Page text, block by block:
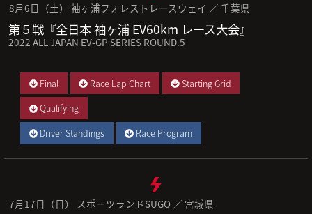
8月6日（土） 袖ヶ浦フォレストレースウェイ ／ 千葉県
第５戦『全日本 袖ヶ浦 EV60km レース大会』
2022 ALL JAPAN EV-GP SERIES ROUND.5
Final Race Lap Chart
Starting Grid
Qualifying
Driver Standings
Race Program
7月17日（日） スポーツランドSUGO ／ 宮城県